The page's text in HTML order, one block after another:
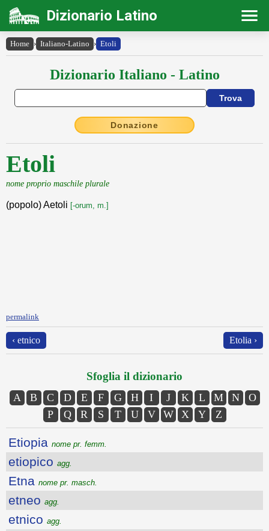
Dizionario Latino
Home › Italiano-Latino › Etoli
Dizionario Italiano - Latino
Donazione
Etoli
nome proprio maschile plurale
(popolo) Aetoli [-orum, m.]
permalink
‹ etnico Etolia ›
Sfoglia il dizionario
A B C D E F G H I J K L M N
O
P
Q R S T U V W X Y Z
Etiopia nome pr. femm.
etiopico agg.
Etna nome pr. masch.
etneo agg.
etnico agg.